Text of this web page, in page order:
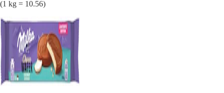
(1 kg = 10.56)